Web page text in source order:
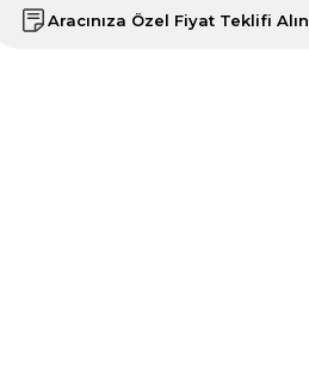
Aracınıza Özel Fiyat Teklifi Alın